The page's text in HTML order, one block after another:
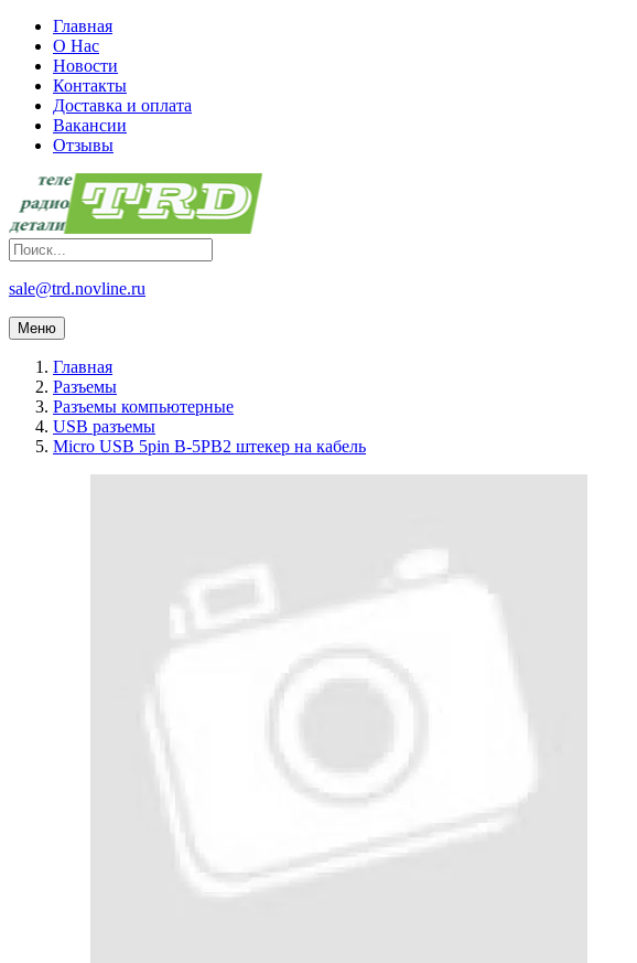
Главная
О Нас
Новости
Контакты
Доставка и оплата
Вакансии
Отзывы
sale@trd.novline.ru
Меню
Главная
Разъемы
Разъемы компьютерные
USB разъемы
Micro USB 5pin B-5PB2 штекер на кабель